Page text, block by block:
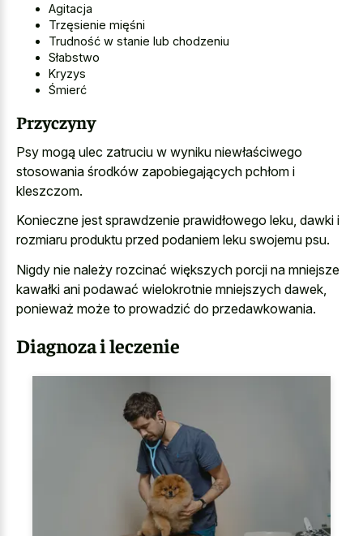
Agitacja
Trzęsienie mięśni
Trudność w stanie lub chodzeniu
Słabstwo
Kryzys
Śmierć
Przyczyny
Psy mogą ulec zatruciu w wyniku niewłaściwego
stosowania środków zapobiegających pchłom i
kleszczom.
Konieczne jest sprawdzenie prawidłowego leku, dawki i
rozmiaru produktu przed podaniem leku swojemu psu.
Nigdy nie należy rozcinać większych porcji na mniejsze
kawałki ani podawać wielokrotnie mniejszych dawek,
ponieważ może to prowadzić do przedawkowania.
Diagnoza i leczenie